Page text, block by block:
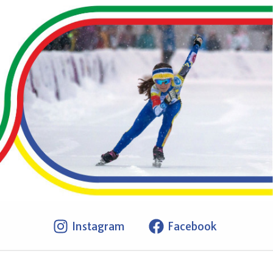
Instagram Facebook